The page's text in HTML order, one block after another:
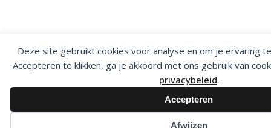
Deze site gebruikt cookies voor analyse en om je ervaring
Accepteren te klikken, ga je akkoord met ons gebruik van
privacybeleid.
Accepteren
Afwijzen